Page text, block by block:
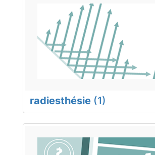
radiesthésie (1)